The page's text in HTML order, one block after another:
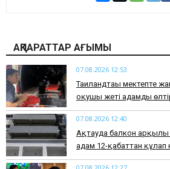
АҚПАРАТТАР АҒЫМЫ
07.08.2026 12:53
Таиландтағы мектепте
оқушы жеті адамды
07.08.2026 12:40
Ақтауда балкон арқылы
адам 12-қабаттан құлап